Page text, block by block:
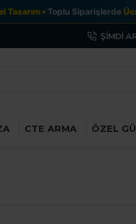
Toplu Siparişlerde
ŞIMDI
CTE ARMA ÖZEL